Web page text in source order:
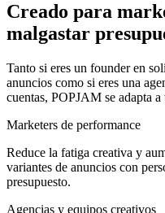
Creado para
malgastar
Tanto si eres un founder en
anuncios como si eres una
cuentas, POPJAM se adapta
Marketers de performance
Reduce la fatiga creativa y
variantes de anuncios con
presupuesto.
Agencias y equipos creativos